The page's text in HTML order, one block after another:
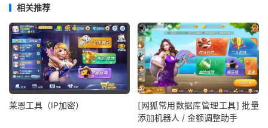
相关推荐
莱恩工具（IP加密）
[网狐常用数据库管理工具] 批量
添加机器人 / 金额调整助手